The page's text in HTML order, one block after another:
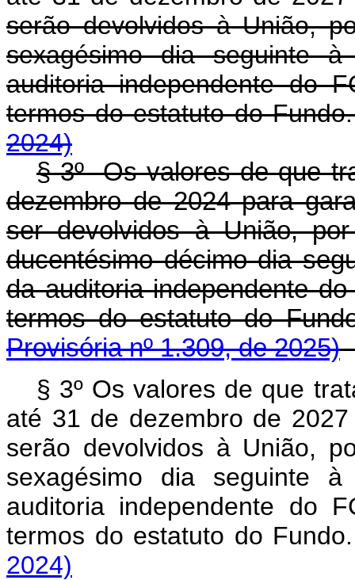
serão devolvidos à União,
sexagésimo dia seguinte
auditoria independente do
termos do estatuto do
2024)
§ 3º Os valores de que
dezembro de 2024 para
ser devolvidos à União,
ducentésimo décimo dia
da auditoria independente
termos do estatuto do
Provisória nº 1.309, de 2025)
§ 3º Os valores de que
até 31 de dezembro de
serão devolvidos à União,
sexagésimo dia seguinte
auditoria independente do
termos do estatuto do
2024)